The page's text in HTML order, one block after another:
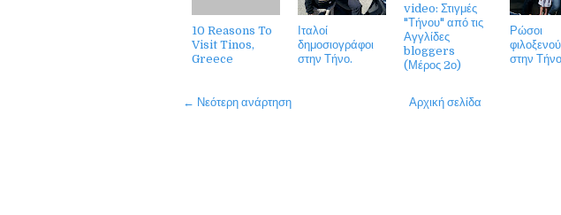
10 Reasons To
Visit Tinos,
Greece
Ιταλοί
δημοσιογράφοι
στην Τήνο.
video: Στιγμές
"Τήνου" από τις
Αγγλίδες
bloggers
(Μέρος 2ο)
Ρώσοι
στην
← Νεότερη ανάρτηση Αρχική σελίδα